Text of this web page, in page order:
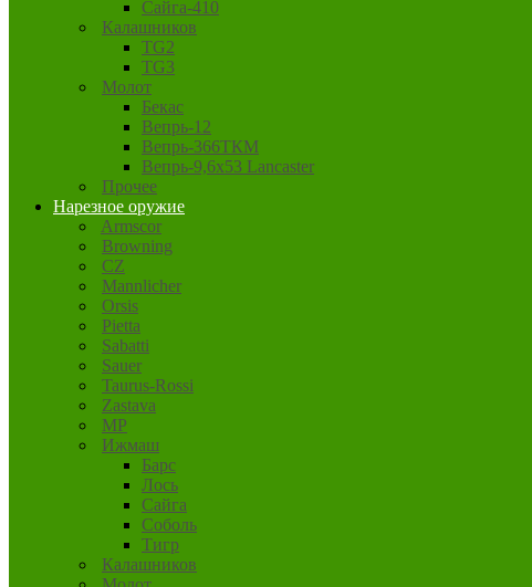
Сайга-410
Калашников
TG2
TG3
Молот
Бекас
Вепрь-12
Вепрь-366ТКМ
Вепрь-9,6х53 Lancaster
Прочее
Нарезное оружие
Armscor
Browning
CZ
Mannlicher
Orsis
Pietta
Sabatti
Sauer
Taurus-Rossi
Zastava
MP
Ижмаш
Барс
Лось
Сайга
Соболь
Тигр
Калашников